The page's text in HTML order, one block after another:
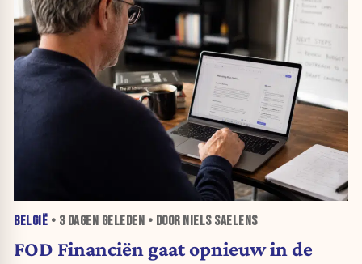
BELGIË • 3 DAGEN GELEDEN • DOOR NIELS SAELENS
FOD Financiën gaat opnieuw in de